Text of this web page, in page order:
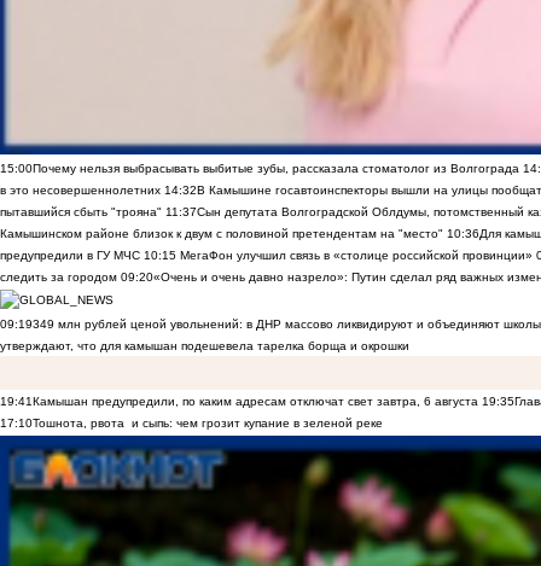
15:00Почему нельзя выбрасывать выбитые зубы, рассказала стоматолог из Волгограда
в это несовершеннолетних 14:32В Камышине госавтоинспекторы вышли на улицы
пытавшийся сбыть "трояна" 11:37Сын депутата Волгоградской Облдумы, потомственный
Камышинском районе близок к двум с половиной претендентам на "место" 10:36Для
предупредили в ГУ МЧС 10:15 МегаФон улучшил связь в «столице российской провинции»
следить за городом 09:20«Очень и очень давно назрело»: Путин сделал ряд важных
09:19349 млн рублей ценой увольнений: в ДНР массово ликвидируют и объединяют
утверждают, что для камышан подешевела тарелка борща и окрошки
19:41Камышан предупредили, по каким адресам отключат свет завтра, 6 августа 19:35
17:10Тошнота, рвота и сыпь: чем грозит купание в зеленой реке